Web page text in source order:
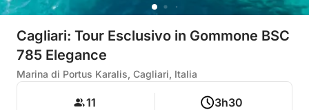
Cagliari: Tour Esclusivo in Gommone BSC
785 Elegance
Marina di Portus Karalis, Cagliari, Italia
11 3h30